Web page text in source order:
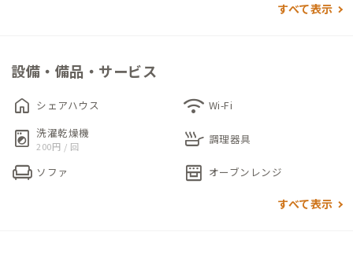
天井が高く、たくさんの窓から自然光が入る開放的な空間が広
がります。ダイニングテーブルやソファ、カウンターに窓際のベ
ンチなど、複数のテーブルやいすが設置されており、思い思いの
場所で過ごすことができます。
アイランド型のキッチンはIHコンロや洗い場を2か所ずつ設け、
複数人での作業もスムーズです。調理器具や食器も、複数のセッ
こともあり、ついつい料理したくなってしまいそうです。家守夫
すべて表示
設備・備品・サービス
home シェアハウス wifi Wi-Fi
local_laundry_service 洗濯乾燥機
200円 / 回 skillet 調理器具
chair ソファ oven_gen オーブンレンジ
すべて表示